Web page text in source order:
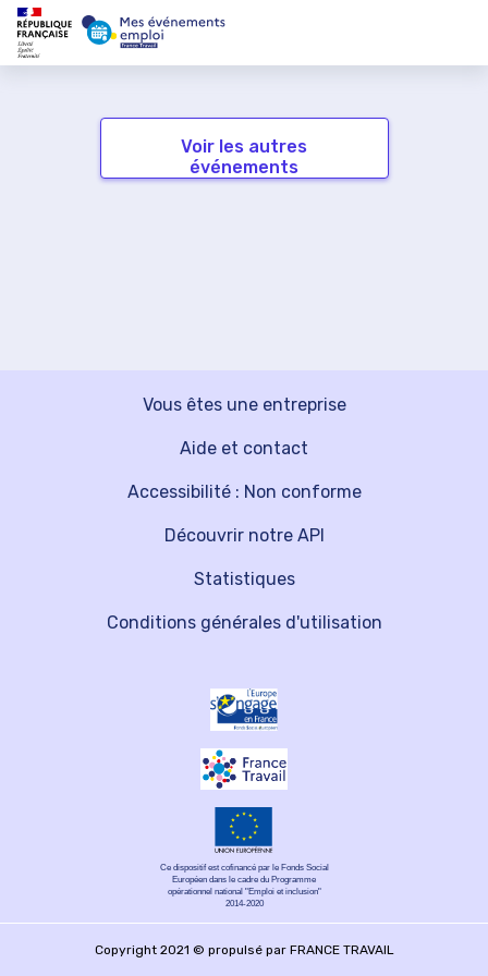
Voir les autres
événements
Vous êtes une entreprise
Découvrir notre API
Aide et contact
Statistiques
Accessibilité : Non conforme
Conditions générales d'utilisation
Ce dispositif est cofinancé par le Fonds Social
Européen dans le cadre du Programme
opérationnel national "Emploi et inclusion"
2014-2020
Copyright 2021 © propulsé par FRANCE TRAVAIL